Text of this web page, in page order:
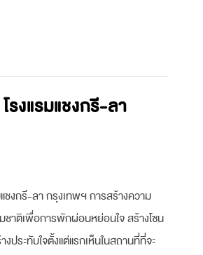
งแรมแชงกรี-ลา
ชงกรี-ลา กรุงเทพฯ การสร้างความ
ชาติเพื่อการพักผ่อนหย่อนใจ สร้างโซน
ประทับใจตั้งแต่แรกเห็นในสถานที่ที่จะ